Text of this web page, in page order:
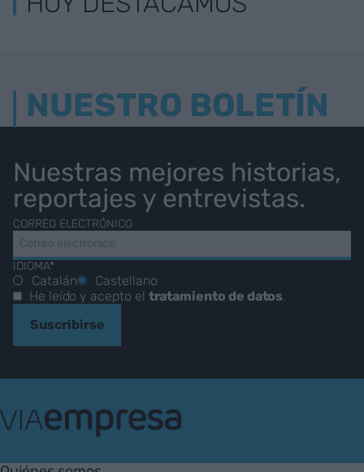
NUESTRO BOLETÍN
Nuestras mejores historias,
reportajes y entrevistas.
CORREO ELECTRÓNICO
IDIOMA*
Catalán
Castellano
He leído y acepto el tratamiento de datos.
Suscribirse
Empresa